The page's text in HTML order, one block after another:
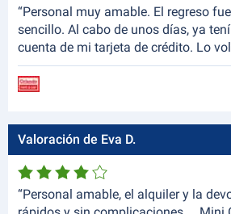
“Personal muy amable. El regreso
sencillo. Al cabo de unos días, ya
cuenta de mi tarjeta de crédito. Lo
Valoración de Eva D.
“Personal amable, el alquiler y la